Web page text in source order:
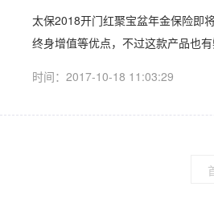
太保2018开门红聚宝盆年金保险即
终身增值等优点，不过这款产品也
时间：2017-10-18 11:03:29